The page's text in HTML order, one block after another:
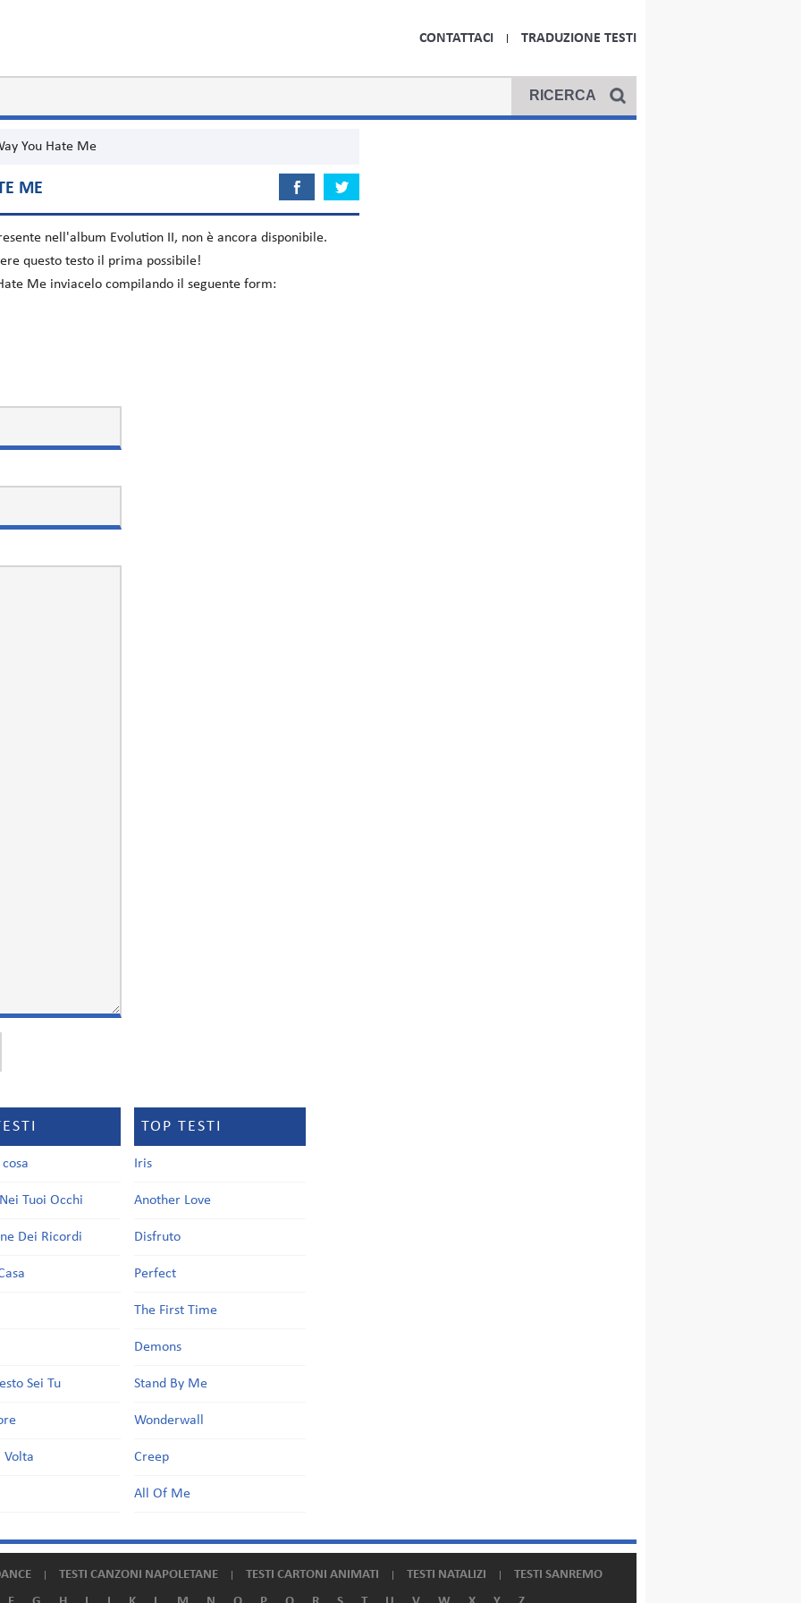
CONTATTACI TRADUZIONE TESTI
You Hate Me
ME
nell'album Evolution II , non è ancora disponibile.
questo testo il prima possibile!
Me inviacelo compilando il seguente form:
Tuoi Occhi
Dei Ricordi
Sei Tu
Volta
TOP TESTI
Iris
Another Love
Disfruto
Perfect
The First Time
Demons
Stand By Me
Wonderwall
Creep
All Of Me
TESTI CANZONI NAPOLETANE TESTI CARTONI ANIMATI TESTI NATALIZI
TESTI SANREMO